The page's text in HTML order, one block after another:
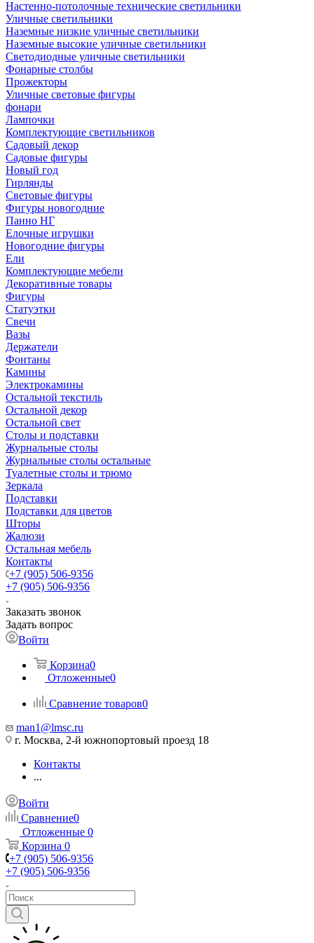
Настенно-потолочные технические светильники
Уличные светильники
Наземные низкие уличные светильники
Наземные высокие уличные светильники
Светодиодные уличные светильники
Фонарные столбы
Прожекторы
Уличные световые фигуры
фонари
Лампочки
Комплектующие светильников
Садовый декор
Садовые фигуры
Новый год
Гирлянды
Световые фигуры
Фигуры новогодние
Панно НГ
Елочные игрушки
Новогодние фигуры
Ели
Комплектующие мебели
Декоративные товары
Фигуры
Статуэтки
Свечи
Вазы
Держатели
Фонтаны
Камины
Электрокамины
Остальной текстиль
Остальной декор
Остальной свет
Столы и подставки
Журнальные столы
Журнальные столы остальные
Туалетные столы и трюмо
Зеркала
Подставки
Подставки для цветов
Шторы
Жалюзи
Остальная мебель
Контакты
+7 (905) 506-9356
+7 (905) 506-9356
Заказать звонок
Задать вопрос
Войти
Корзина0
Отложенные0
Сравнение товаров0
man1@lmsc.ru
г. Москва, 2-й южнопортовый проезд 18
Контакты
...
Войти
Сравнение0
Отложенные 0
Корзина 0
+7 (905) 506-9356
+7 (905) 506-9356